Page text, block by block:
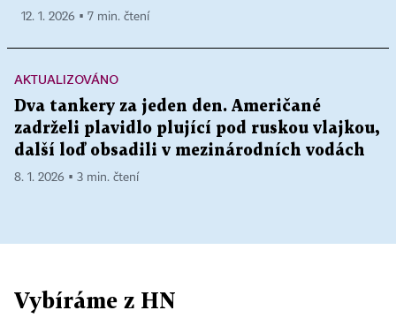
12. 1. 2026 ▪ 7 min. čtení
AKTUALIZOVÁNO
Dva tankery za jeden den. Američané
zadrželi plavidlo plující pod ruskou vlajkou,
další loď obsadili v mezinárodních vodách
8. 1. 2026 ▪ 3 min. čtení
Vybíráme z HN